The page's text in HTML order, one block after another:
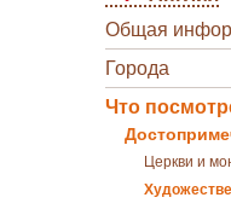
Общая
Города
Что
Церкви и